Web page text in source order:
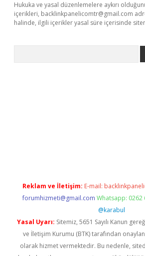
Hukuka ve yasal düzenlemelere aykırı
içerikleri, backlinkpanelicomtr@gmail.com
halinde, ilgili içerikler yasal süre içerisinde
Reklam ve İletişim: E-mail:
forumhizmeti@gmail.com Whatsapp: 0262
@karabul
Yasal Uyarı: Sitemiz, 5651 Sayılı Kanun
ve İletişim Kurumu (BTK) tarafından
olarak hizmet vermektedir. Bu nedenle,